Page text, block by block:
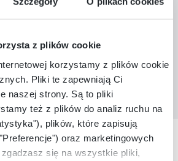
z plików cookie
korzystamy z plików cookie:
Pliki te zapewniają Ci
naszej strony. Są to pliki
też z plików do analiz ruchu na
plików, które zapisują
oraz marketingowych
się na wszystkie pliki,